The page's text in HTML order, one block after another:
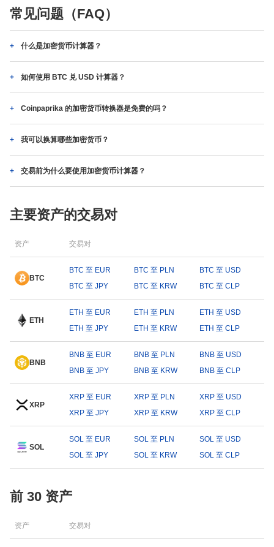
常见问题（FAQ）
什么是加密货币计算器？
如何使用 BTC 兑 USD 计算器？
Coinpaprika 的加密货币转换器是免费的吗？
我可以换算哪些加密货币？
交易前为什么要使用加密货币计算器？
主要资产的交易对
资产 交易对
BTC
BTC 至 EUR BTC 至 PLN
BTC 至 USD
BTC 至 JPY
BTC 至 KRW BTC 至 CLP
ETH
ETH 至 EUR ETH 至 PLN
ETH 至 USD
ETH 至 JPY
ETH 至 KRW ETH 至 CLP
BNB
BNB 至 EUR BNB 至 PLN
BNB 至 USD
BNB 至 JPY
BNB 至 KRW BNB 至 CLP
XRP
XRP 至 EUR XRP 至 PLN
XRP 至 USD
XRP 至 JPY
XRP 至 KRW XRP 至 CLP
SOL
SOL 至 EUR SOL 至 PLN
SOL 至 USD
SOL 至 JPY
SOL 至 KRW SOL 至 CLP
前 30 资产
资产 交易对